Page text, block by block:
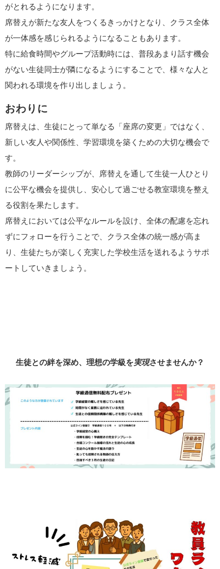
がとれるようになります。
席替えが新たな友人をつくるきっかけとなり、クラス全体
が一体感を感じられるようになることもあります。
特に給食時間やグループ活動時には、普段あまり話す機会
がない生徒同士が隣になるようにすることで、様々な人と
関われる環境を作り出しましょう。
おわりに
席替えは、生徒にとって単なる「座席の変更」ではなく、
新しい友人や関係性、学習環境を築くための大切な機会で
す。
教師のリーダーシップが、席替えを通して生徒一人ひとり
に公平な機会を提供し、安心して過ごせる教室環境を整え
る役割を果たします。
席替えにおいては公平なルールを設け、全体の配慮を忘れ
ずにフォローを行うことで、クラス全体の統一感が高ま
り、生徒たちが楽しく充実した学校生活を送れるようサポ
ートしていきましょう。
生徒との絆を深め、理想の学級を実現させませんか？